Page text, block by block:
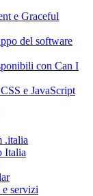
e Graceful
del software
con Can I
e JavaScript
.italia
Italia
servizi